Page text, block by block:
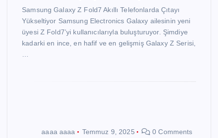
Samsung Galaxy Z Fold7 Akıllı Telefonlarda Çıtayı
Yükseltiyor Samsung Electronics Galaxy ailesinin yeni
üyesi Z Fold7’yi kullanıcılarıyla buluşturuyor. Şimdiye
kadarki en ince, en hafif ve en gelişmiş Galaxy Z Serisi,
aaaa aaaa Temmuz 9, 2025 0 Comments